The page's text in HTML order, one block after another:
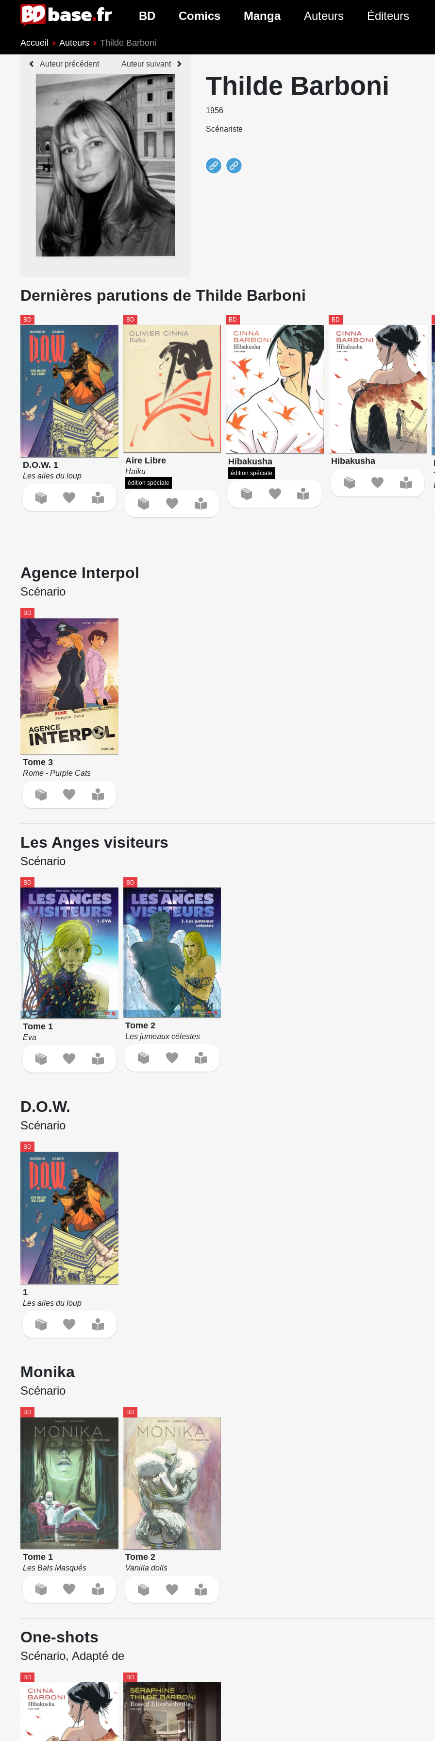
BD
Nouveautés BD
Prochaines sorties BD
Genres BD
Comics
Genres Comics
Manga
Genres Manga
Auteurs Éditeurs
Accueil Auteurs Thilde Barboni
Auteur précédent Auteur suivant
Thilde Barboni
1956
Scénariste
Dernières parutions de Thilde Barboni
BD
D.O.W. 1
Les ailes du loup
BD
Aire Libre
Haïku
édition spéciale
BD
Hibakusha
édition spéciale
BD
Hibakusha
Agence Interpol
Scénario
BD
Tome 3
Rome - Purple Cats
Les Anges visiteurs
Scénario
BD
Tome 1
Eva
BD
Tome 2
Les jumeaux célestes
D.O.W.
Scénario
BD
1
Les ailes du loup
Monika
Scénario
BD
Tome 1
Les Bals Masqués
BD
Tome 2
Vanilla dolls
One-shots
Scénario, Adapté de
BD BD